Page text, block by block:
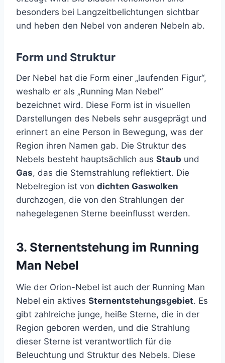
besonders bei Langzeitbelichtungen sichtbar
und heben den Nebel von anderen Nebeln ab.
Form und Struktur
Der Nebel hat die Form einer „laufenden Figur“,
weshalb er als „Running Man Nebel“
bezeichnet wird. Diese Form ist in visuellen
Darstellungen des Nebels sehr ausgeprägt und
erinnert an eine Person in Bewegung, was der
Region ihren Namen gab. Die Struktur des
Nebels besteht hauptsächlich aus Staub und
Gas, das die Sternstrahlung reflektiert. Die
Nebelregion ist von dichten Gaswolken
durchzogen, die von den Strahlungen der
nahegelegenen Sterne beeinflusst werden.
3. Sternentstehung im Running
Man Nebel
Wie der Orion-Nebel ist auch der Running Man
Nebel ein aktives Sternentstehungsgebiet. Es
gibt zahlreiche junge, heiße Sterne, die in der
Region geboren werden, und die Strahlung
dieser Sterne ist verantwortlich für die
Beleuchtung und Struktur des Nebels. Diese